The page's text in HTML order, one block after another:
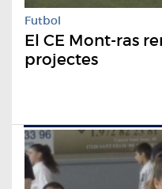
Futbol
El CE Mont-ras
projectes